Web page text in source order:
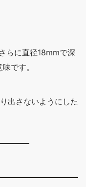
らに直径18mmで深
です。
出さないようにした